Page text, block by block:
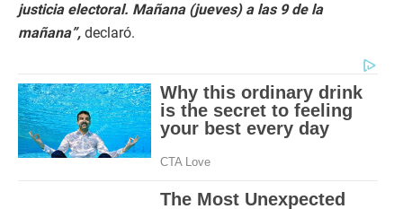
justicia electoral. Mañana (jueves) a las 9 de la
mañana”, declaró.